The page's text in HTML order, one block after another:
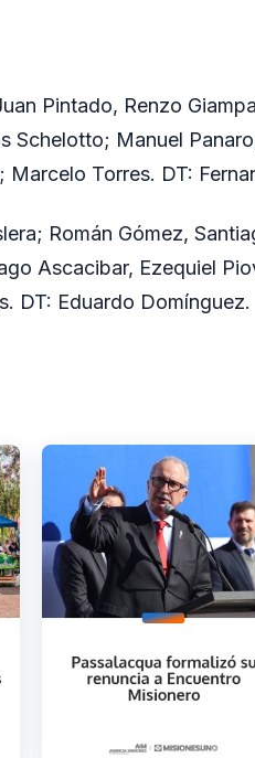
Pintado, Renzo
Schelotto; Manuel
Marcelo Torres. DT:
Román Gómez,
Ascacibar, Ezequiel
DT: Eduardo Domínguez.